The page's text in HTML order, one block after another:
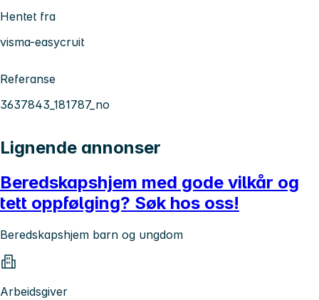
Hentet fra
visma-easycruit
Referanse
3637843_181787_no
Lignende annonser
Beredskapshjem med gode vilkår og
tett oppfølging? Søk hos oss!
Beredskapshjem barn og ungdom
Arbeidsgiver